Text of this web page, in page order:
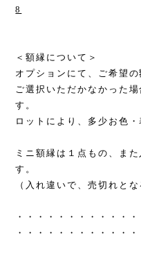
8
＜額縁について＞
オプションにて、ご希望の
ご選択いただかなかった
す。
ロットにより、多少お色
ミニ額縁は１点もの、ま
す。
（入れ違いで、売切れと
・・・・・・・・・・・
・・・・・・・・・・・・